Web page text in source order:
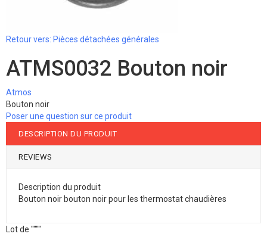
Retour vers: Pièces détachées générales
ATMS0032 Bouton noir
Atmos
Bouton noir
Poser une question sur ce produit
DESCRIPTION DU PRODUIT
REVIEWS
Description du produit
Bouton noir bouton noir pour les thermostat chaudières
Lot de """"